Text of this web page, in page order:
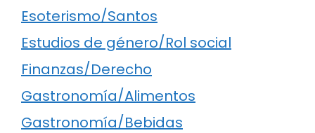
Esoterismo/Santos
Estudios de género/Rol social
Finanzas/Derecho
Gastronomía/Alimentos
Gastronomía/Bebidas